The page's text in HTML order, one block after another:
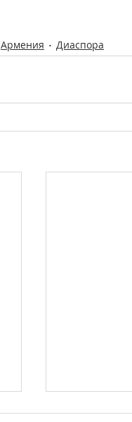
Армения Диаспора
Александр